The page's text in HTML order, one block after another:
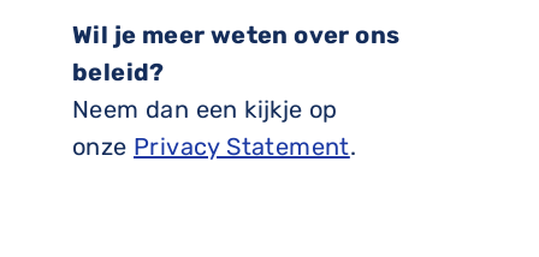
Wil je meer weten over ons
beleid?
Neem dan een kijkje op
onze Privacy Statement.